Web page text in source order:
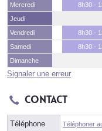
Mercredi
8h30 -
Jeudi
Vendredi
8h30 -
Samedi
8h30 -
Dimanche
Signaler une erreur
Contact
Téléphone Téléphoner